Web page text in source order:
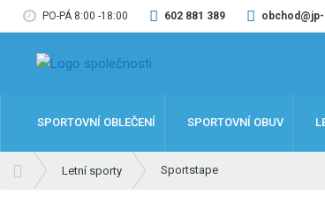
PO-PÁ 8:00 -18:00 602 881 389
SPORTOVNÍ OBLEČENÍ SPORTOVNÍ OBUV
Letní sporty Sportstape